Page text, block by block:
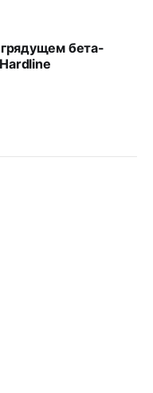
бета-